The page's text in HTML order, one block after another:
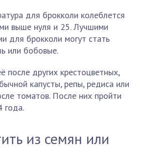
для брокколи колеблется
выше нуля и 25. Лучшими
для брокколи могут стать
или бобовые.
после других крестоцветных,
капусты, репы, редиса или
томатов. После них пройти
года.
из семян или